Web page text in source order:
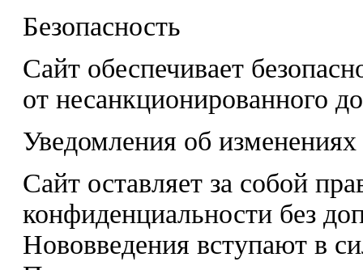
Безопасность
Сайт обеспечивает
от несанкционированного
Уведомления об изменениях
Сайт оставляет за собой
конфиденциальности без
Нововведения вступают в